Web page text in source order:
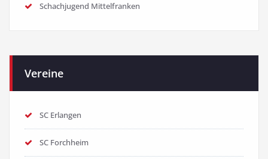
Schachjugend Mittelfranken
Vereine
SC Erlangen
SC Forchheim